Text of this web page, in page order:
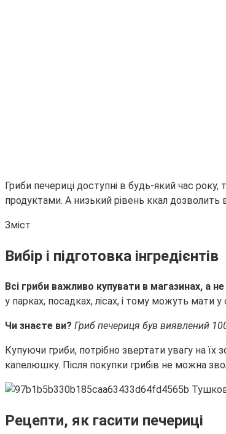
Гриби печериці доступні в будь-який час
продуктами. А низький рівень ккал
Зміст
Вибір і підготовка інгредієнтів
Всі гриби важливо купувати в магазинах, а не
у парках, посадках, лісах, і тому можуть мати у
Чи знаєте ви? Гриб печериця був виявлений
Купуючи гриби, потрібно звертати увагу на
капелюшку. Після покупки грибів не можна
Рецепти, як гасити печериці